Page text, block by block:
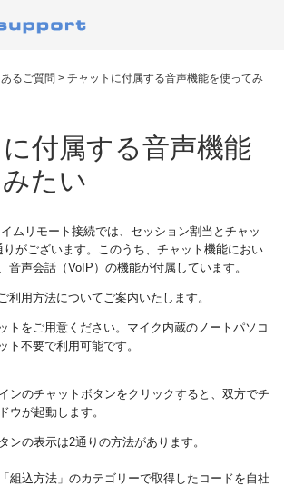
るご質問 > チャットに付属する音声機能を使ってみ
付属する音声機能
たい
ムリモート接続では、セッション割当とチャッ
りがございます。このうち、チャット機能におい
音声会話（VoIP）の機能が付属しています。
利用方法についてご案内いたします。
トをご用意ください。マイク内蔵のノートパソコ
ト不要で利用可能です。
ンのチャットボタンをクリックすると、双方でチ
ウが起動します。
ンの表示は2通りの方法があります。
組込方法」のカテゴリーで取得したコードを自社